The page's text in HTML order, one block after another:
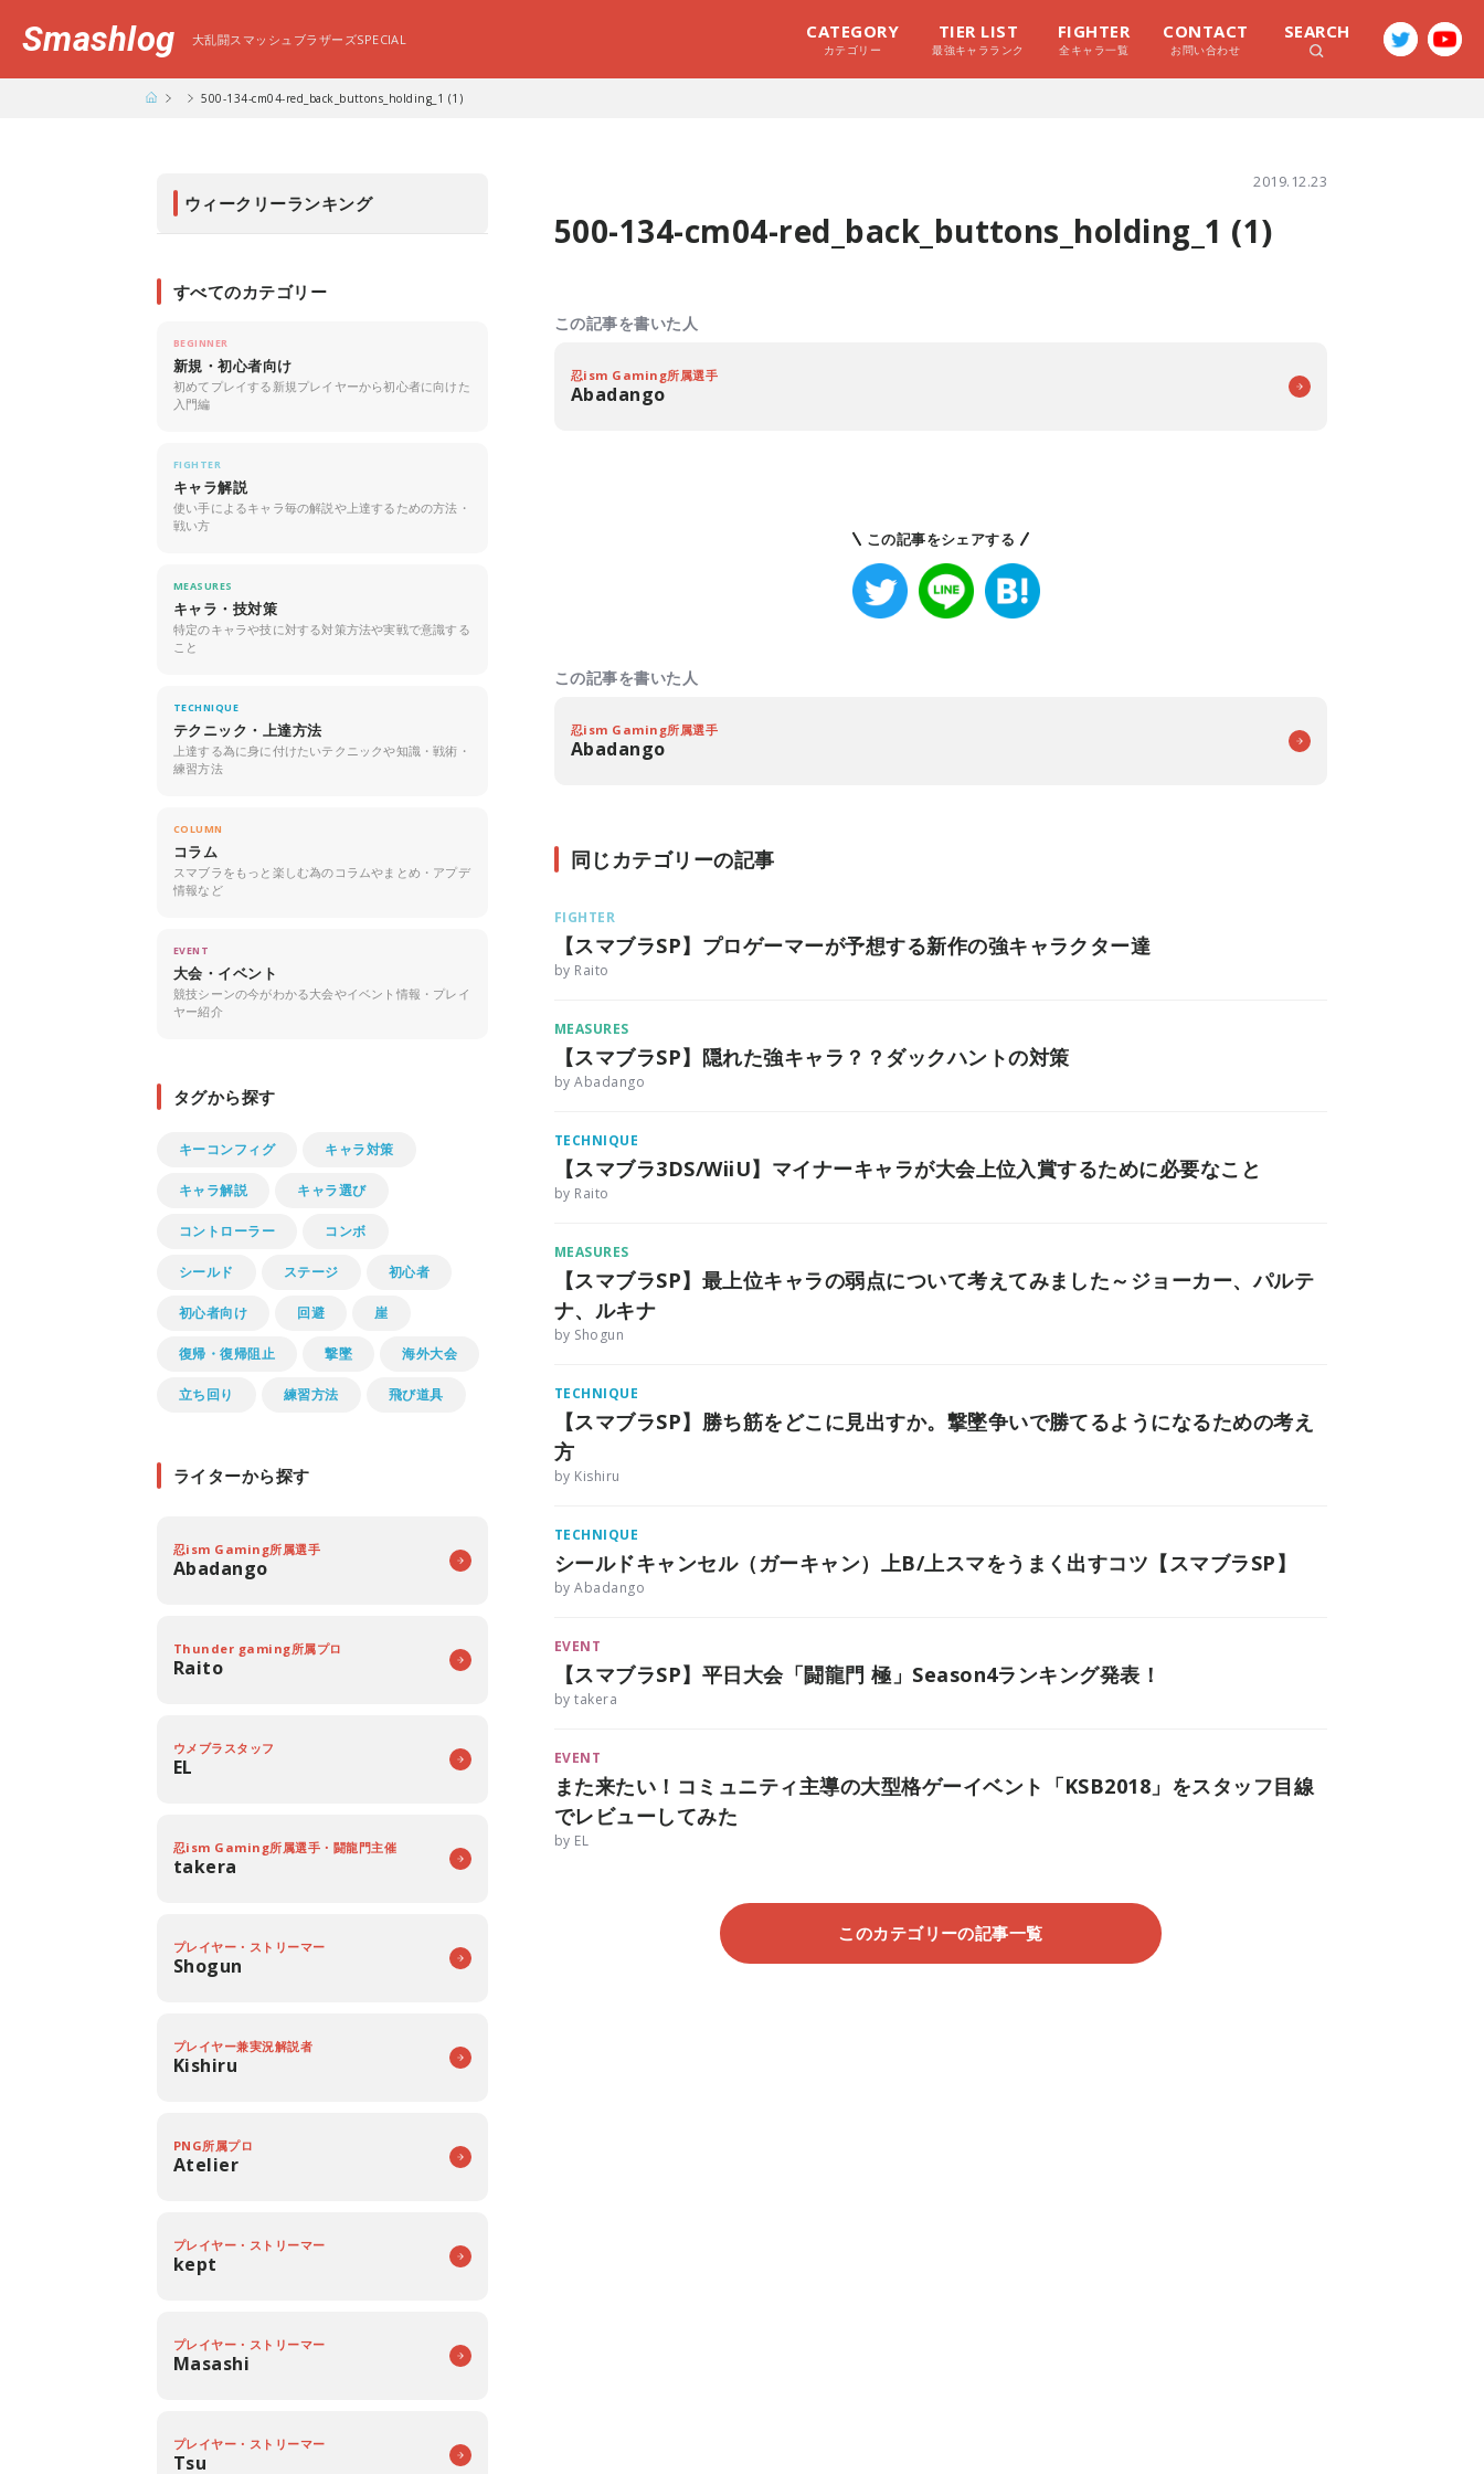
Smashlog 大乱闘スマッシュブラザーズSPECIAL CATEGORY
カテゴリー
TIER LIST
最強キャラランク
FIGHTER
全キャラ一覧
CONTACT
お問い合わせ
SEARCH
500-134-cm04-red_back_buttons_holding_1 (1)
2019.12.23
500-134-cm04-red_back_buttons_holding_1 (1)
この記事を書いた人
忍ism Gaming所属選手
Abadango
この記事をシェアする
この記事を書いた人
忍ism Gaming所属選手
Abadango
同じカテゴリーの記事
FIGHTER
【スマブラSP】プロゲーマーが予想する新作の強キャラクター達
by Raito
MEASURES
【スマブラSP】隠れた強キャラ？？ダックハントの対策
by Abadango
TECHNIQUE
【スマブラ3DS/WiiU】マイナーキャラが大会上位入賞するために必要なこと
by Raito
MEASURES
【スマブラSP】最上位キャラの弱点について考えてみました～ジョーカー、パルテ
ナ、ルキナ
by Shogun
TECHNIQUE
【スマブラSP】勝ち筋をどこに見出すか。撃墜争いで勝てるようになるための考え
方
by Kishiru
TECHNIQUE
シールドキャンセル（ガーキャン）上B/上スマをうまく出すコツ【スマブラSP】
by Abadango
EVENT
【スマブラSP】平日大会「闘龍門 極」Season4ランキング発表！
by takera
EVENT
また来たい！コミュニティ主導の大型格ゲーイベント「KSB2018」をスタッフ目線
でレビューしてみた
by EL
このカテゴリーの記事一覧
ウィークリーランキング
すべてのカテゴリー
BEGINNER
新規・初心者向け
初めてプレイする新規プレイヤーから初心者に向けた
入門編
FIGHTER
キャラ解説
使い手によるキャラ毎の解説や上達するための方法・
戦い方
MEASURES
キャラ・技対策
特定のキャラや技に対する対策方法や実戦で意識する
こと
TECHNIQUE
テクニック・上達方法
上達する為に身に付けたいテクニックや知識・戦術・
練習方法
COLUMN
コラム
スマブラをもっと楽しむ為のコラムやまとめ・アプデ
情報など
EVENT
大会・イベント
競技シーンの今がわかる大会やイベント情報・プレイ
ヤー紹介
タグから探す
キーコンフィグ キャラ対策
キャラ解説 キャラ選び
コントローラー コンボ
シールド ステージ 初心者
初心者向け 回避 崖
復帰・復帰阻止 撃墜 海外大会
立ち回り 練習方法 飛び道具
ライターから探す
忍ism Gaming所属選手
Abadango
Thunder gaming所属プロ
Raito
ウメブラスタッフ
EL
忍ism Gaming所属選手・闘龍門主催
takera
プレイヤー・ストリーマー
Shogun
プレイヤー兼実況解説者
Kishiru
PNG所属プロ
Atelier
プレイヤー・ストリーマー
kept
プレイヤー・ストリーマー
Masashi
プレイヤー・ストリーマー
Tsu